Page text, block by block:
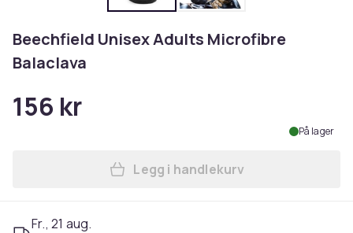
Beechfield Unisex Adults Microfibre
Balaclava
156 kr
På lager
Legg Beechfield Unisex
Legg i handlekurv
Fr., 21 aug.